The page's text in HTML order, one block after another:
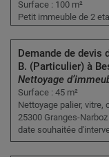
Surface : 100 m²
Petit immeuble de 2
Demande de devis
B. (Particulier) à
Nettoyage
Surface : 45 m²
Nettoyage palier, vitre,
25300 Granges-Narboz
date souhaitée